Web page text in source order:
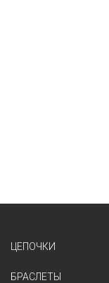
ЦЕПОЧКИ
БРАСЛЕТЫ